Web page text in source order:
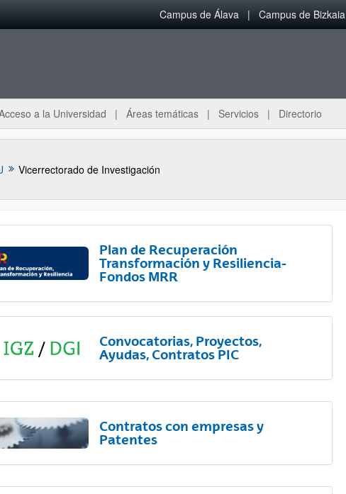
Campus de Álava Campus de Bizkaia
a la Universidad Áreas temáticas Servicios Directorio
Vicerrectorado de Investigación
Plan de Recuperación
Transformación y Resiliencia-
Fondos MRR
Convocatorias, Proyectos,
Ayudas, Contratos PIC
Contratos con empresas y
Patentes